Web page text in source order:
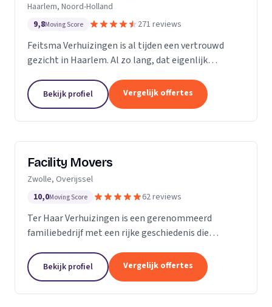
Haarlem, Noord-Holland
9,8Moving Score 271 reviews
Feitsma Verhuizingen is al tijden een vertrouwd
gezicht in Haarlem. Al zo lang, dat eigenlijk
ooit begonnen is met verhuizen. De eerste
advertenties van...
Bekijk profiel Vergelijk offertes
Facility Movers
Zwolle, Overijssel
10,0Moving Score 62 reviews
Ter Haar Verhuizingen is een gerenommeerd
familiebedrijf met een rijke geschiedenis die
gespecialiseerd in het bieden van naadloze en
zorgeloze verhuisdiensten...
Bekijk profiel Vergelijk offertes